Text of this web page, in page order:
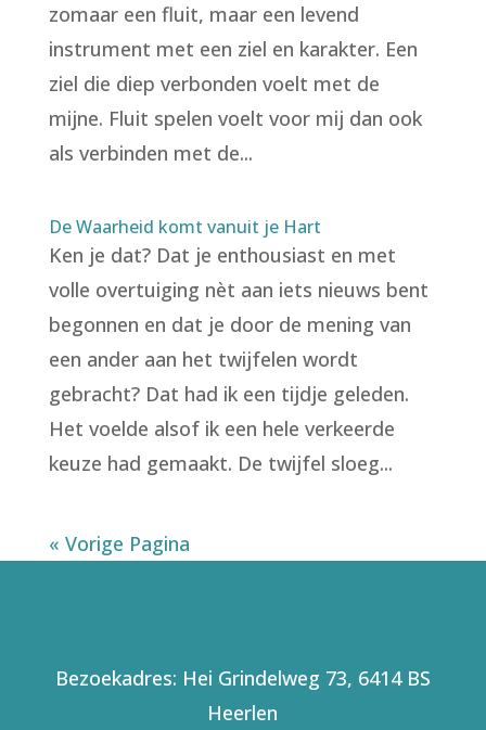
zomaar een fluit, maar een levend
instrument met een ziel en karakter. Een
ziel die diep verbonden voelt met de
mijne. Fluit spelen voelt voor mij dan ook
als verbinden met de...
De Waarheid komt vanuit je Hart
Ken je dat? Dat je enthousiast en met
volle overtuiging nèt aan iets nieuws bent
begonnen en dat je door de mening van
een ander aan het twijfelen wordt
gebracht? Dat had ik een tijdje geleden.
Het voelde alsof ik een hele verkeerde
keuze had gemaakt. De twijfel sloeg...
« Vorige Pagina
Bezoekadres: Hei Grindelweg 73, 6414 BS
Heerlen